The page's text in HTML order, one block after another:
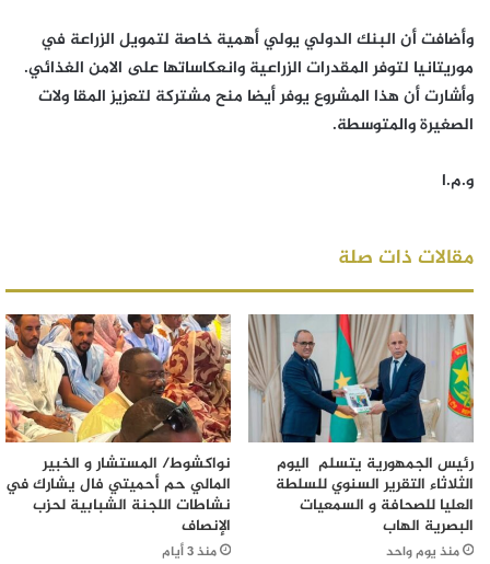
وأضافت أن البنك الدولي يولي أهمية خاصة لتمويل الزراعة في
موريتانيا لتوفر المقدرات الزراعية وانعكاساتها على الامن الغذائي.
وأشارت أن هذا المشروع يوفر أيضا منح مشتركة لتعزيز المقا ولات
الصغيرة والمتوسطة.
و.م.ا
مقالات ذات صلة
رئيس الجمهورية يتسلم اليوم
الثلاثاء التقرير السنوي للسلطة
العليا للصحافة و السمعيات
البصرية الهاب
منذ يوم واحد
نواكشوط/ المستشار و الخبير
المالي حم أحميتي فال يشارك في
نشاطات اللجنة الشبابية لحزب
الإنصاف
منذ 3 أيام